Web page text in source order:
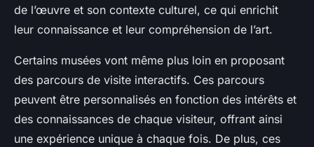
de l’œuvre et son contexte culturel, ce qui enrichit
leur connaissance et leur compréhension de l’art.
Certains musées vont même plus loin en proposant
des parcours de visite interactifs. Ces parcours
peuvent être personnalisés en fonction des intérêts et
des connaissances de chaque visiteur, offrant ainsi
une expérience unique à chaque fois. De plus, ces